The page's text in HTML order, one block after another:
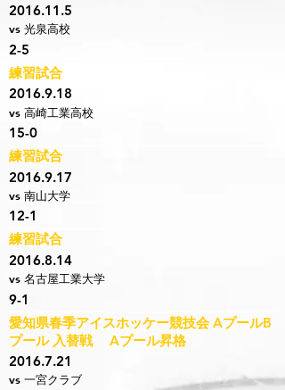
2016.11.5
vs 光泉高校
2-5
練習試合
2016.9.18
vs 高崎工業高校
15-0
練習試合
2016.9.17
vs 南山大学
12-1
練習試合
2016.8.14
vs 名古屋工業大学
9-1
愛知県春季アイスホッケー競技会 AプールB
プール 入替戦 Aプール昇格
2016.7.21
vs 一宮クラブ